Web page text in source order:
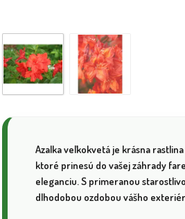
Azalka veľkokvetá je krásna
ktoré prinesú do vašej záhrady
eleganciu. S primeranou
dlhodobou ozdobou vášho